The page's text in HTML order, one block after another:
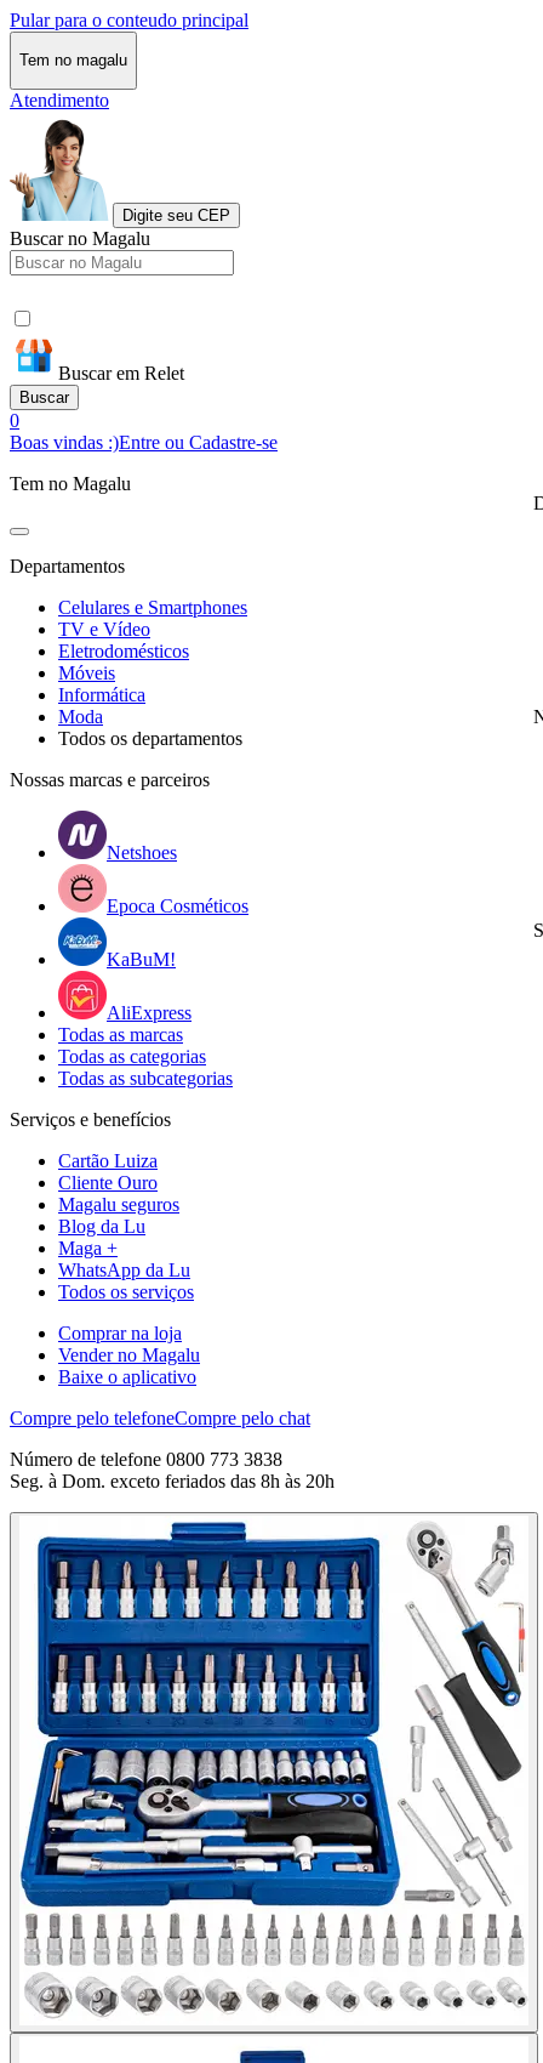
Pular para o conteudo principal
Tem no magalu
Atendimento
Digite seu CEP
Buscar no Magalu
Buscar em Relet
Buscar
0
Boas vindas :)Entre ou Cadastre-se
Tem no Magalu
Departamentos
Celulares e Smartphones
TV e Vídeo
Eletrodomésticos
Móveis
Informática
Moda
Todos os departamentos
Nossas marcas e parceiros
Netshoes
Epoca Cosméticos
KaBuM!
AliExpress
Todas as marcas
Todas as categorias
Todas as subcategorias
Serviços e benefícios
Cartão Luiza
Cliente Ouro
Magalu seguros
Blog da Lu
Maga +
WhatsApp da Lu
Todos os serviços
Comprar na loja
Vender no Magalu
Baixe o aplicativo
Compre pelo telefoneCompre pelo chat
Número de telefone 0800 773 3838
Seg. à Dom. exceto feriados das 8h às 20h